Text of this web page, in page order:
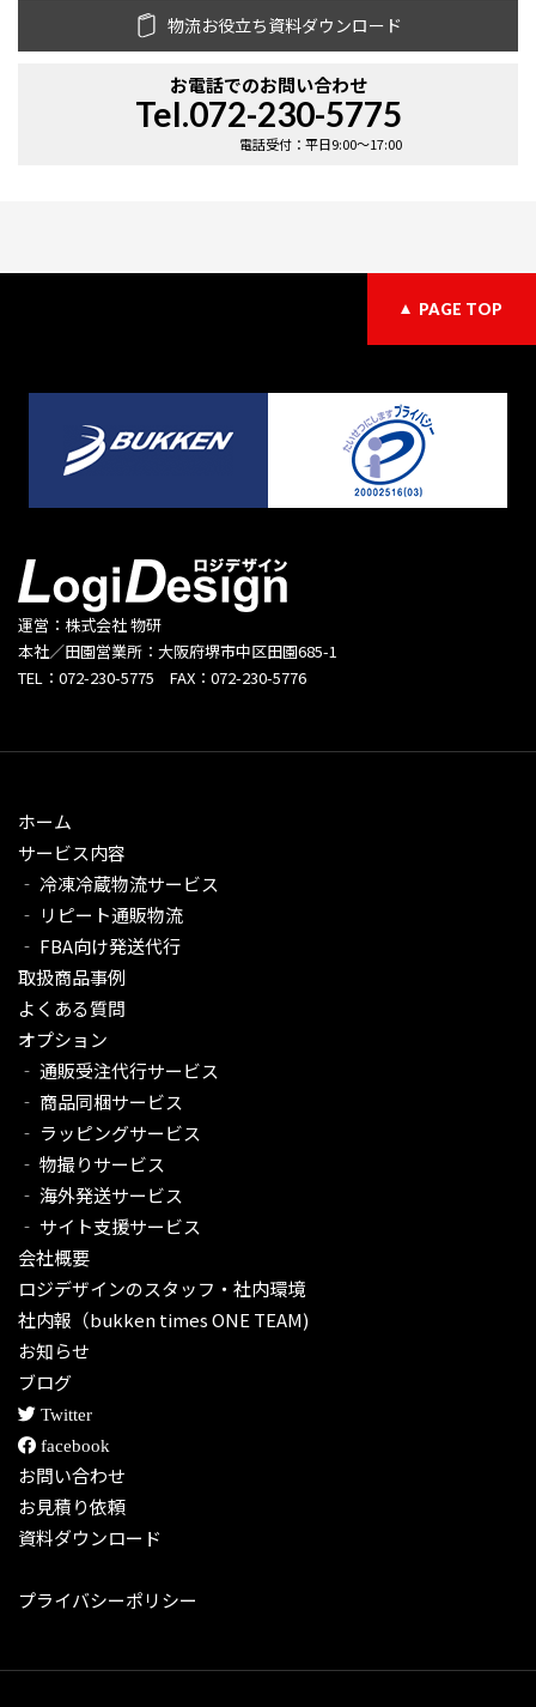
物流お役立ち資料ダウンロード
お電話でのお問い合わせ
Tel.072-230-5775
電話受付：平日9:00〜17:00
PAGE TOP
運営：株式会社 物研
本社／田園営業所：大阪府堺市中区田園685-1
TEL：072-230-5775 FAX：072-230-5776
ホーム
サービス内容
‐ 冷凍冷蔵物流サービス
‐ リピート通販物流
‐ FBA向け発送代行
取扱商品事例
よくある質問
オプション
‐ 通販受注代行サービス​
‐ 商品同梱サービス
‐ ラッピングサービス
‐ 物撮りサービス
‐ 海外発送サービス
‐ サイト支援サービス
会社概要
ロジデザインのスタッフ・社内環境
社内報（bukken times ONE TEAM)
お知らせ
ブログ
Twitter
facebook
お問い合わせ
お見積り依頼
資料ダウンロード
プライバシーポリシー